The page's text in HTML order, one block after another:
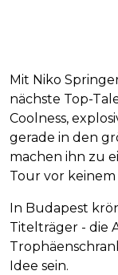
Mit Niko
nächste Top-
Coolness,
gerade in den
machen ihn zu
Tour vor
In Budapest
Titelträger - die
Idee sein.